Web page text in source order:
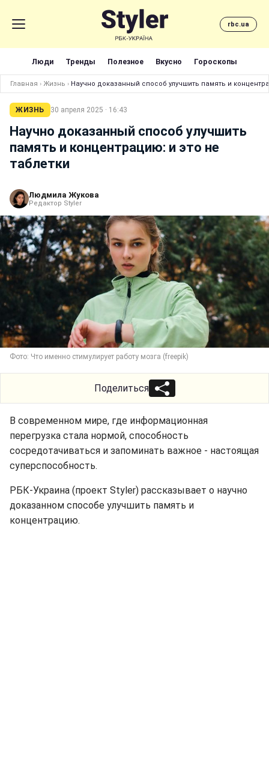
rbc.ua
Люди Тренды Полезное Вкусно Гороскопы
Главная › Жизнь › Научно доказанный способ улучшить память и
ЖИЗНЬ 30 апреля 2025 · 16:43
Научно доказанный способ улучшить
память и концентрацию: и это не
таблетки
Людмила Жукова
Редактор Styler
Фото: Что именно стимулирует работу мозга (freepik)
Поделиться
В современном мире, где информационная
перегрузка стала нормой, способность
сосредотачиваться и запоминать важное - настоящая
суперспособность.
РБК-Украина (проект Styler) рассказывает о научно
доказанном способе улучшить память и
концентрацию.